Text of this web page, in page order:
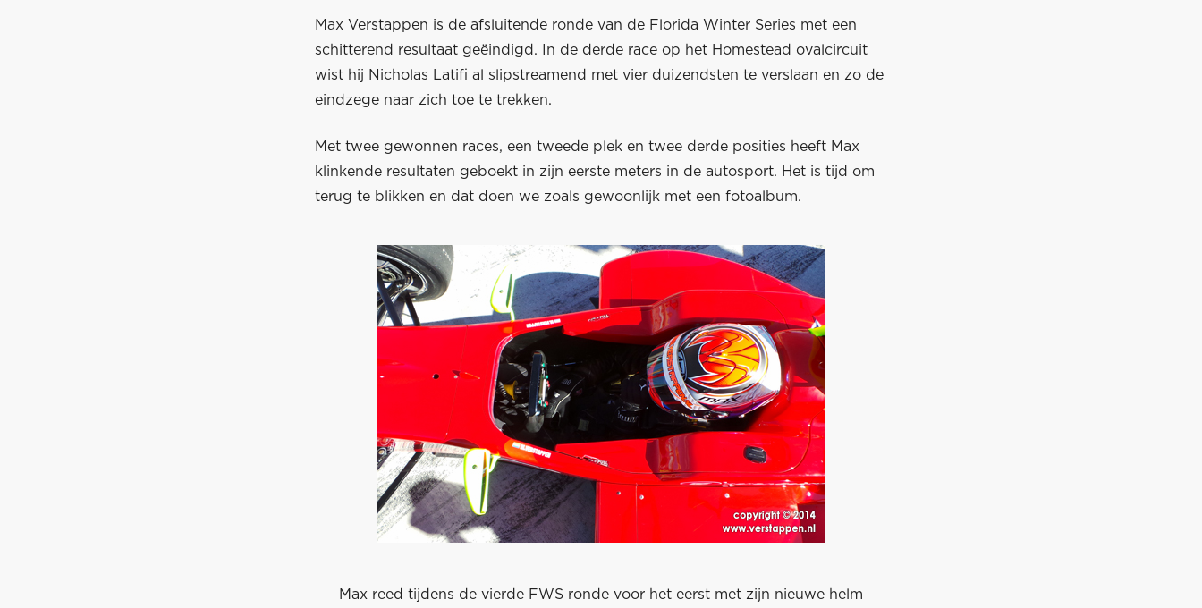
Max Verstappen is de afsluitende ronde van de Florida Winter Series met een
schitterend resultaat geëindigd. In de derde race op het Homestead ovalcircuit
wist hij Nicholas Latifi al slipstreamend met vier duizendsten te verslaan en zo de
eindzege naar zich toe te trekken.
Met twee gewonnen races, een tweede plek en twee derde posities heeft Max
klinkende resultaten geboekt in zijn eerste meters in de autosport. Het is tijd om
terug te blikken en dat doen we zoals gewoonlijk met een fotoalbum.
Max reed tijdens de vierde FWS ronde voor het eerst met zijn nieuwe helm